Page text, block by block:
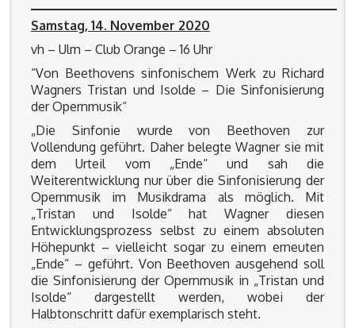
Samstag, 14. November 2020
vh – Ulm – Club Orange – 16 Uhr
“Von Beethovens sinfonischem Werk zu Richard
Wagners Tristan und Isolde – Die Sinfonisierung
der Opernmusik“
„Die Sinfonie wurde von Beethoven zur
Vollendung geführt. Daher belegte Wagner sie mit
dem Urteil vom „Ende“ und sah die
Weiterentwicklung nur über die Sinfonisierung der
Opernmusik im Musikdrama als möglich. Mit
„Tristan und Isolde“ hat Wagner diesen
Entwicklungsprozess selbst zu einem absoluten
Höhepunkt – vielleicht sogar zu einem erneuten
„Ende“ – geführt. Von Beethoven ausgehend soll
die Sinfonisierung der Opernmusik in „Tristan und
Isolde“ dargestellt werden, wobei der
Halbtonschritt dafür exemplarisch steht.